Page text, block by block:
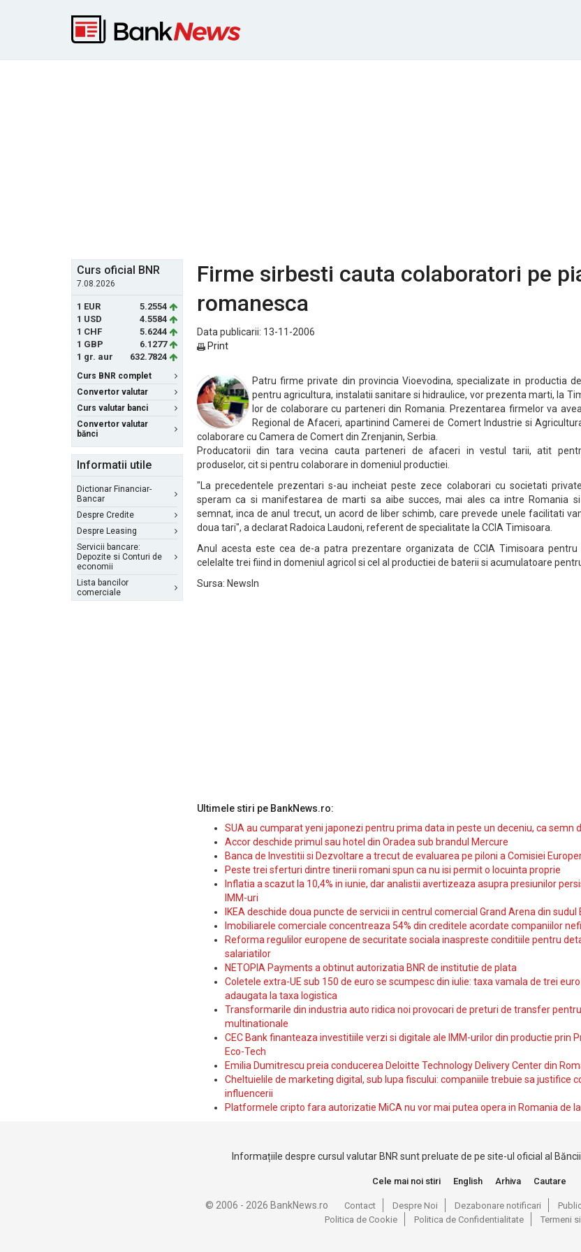
Curs oficial BNR
7.08.2026
1 EUR
5.2554
1 USD
4.5584
1 CHF
5.6244
1 GBP
6.1277
1 gr. aur
632.7824
Curs BNR complet
Convertor valutar
Curs valutar banci
Convertor valutar
bănci
Informatii utile
Dictionar Financiar-
Bancar
Despre Credite
Despre Leasing
Servicii bancare:
Depozite si Conturi de
economii
Lista bancilor
comerciale
Firme sirbesti cauta colaboratori pe
romanesca
Data publicarii: 13-11-2006
Print
Patru firme private din provincia Vioevodina, specializate in productia
pentru agricultura, instalatii sanitare si hidraulice, vor prezenta marti, la
lor de colaborare cu parteneri din Romania. Prezentarea firmelor va
Regional de Afaceri, apartinind Camerei de Comert Industrie si
colaborare cu Camera de Comert din Zrenjanin, Serbia.
Producatorii din tara vecina cauta parteneri de afaceri in vestul tarii, atit
produselor, cit si pentru colaborare in domeniul productiei.
"La precedentele prezentari s-au incheiat peste zece colaborari cu societati
speram ca si manifestarea de marti sa aibe succes, mai ales ca intre Romania
semnat, inca de anul trecut, un acord de liber schimb, care prevede unele facilitati
doua tari", a declarat Radoica Laudoni, referent de specialitate la CCIA Timisoara.
Anul acesta este cea de-a patra prezentare organizata de CCIA Timisoara pentru
celelalte trei fiind in domeniul agricol si cel al productiei de baterii si acumulatoare
Sursa: NewsIn
Ultimele stiri pe BankNews.ro:
SUA au cumparat yeni japonezi pentru prima data in peste un deceniu, ca semn
Accor deschide primul sau hotel din Oradea sub brandul Mercure
Banca de Investitii si Dezvoltare a trecut de evaluarea pe piloni a Comisiei
Peste trei sferturi dintre tinerii romani spun ca nu isi permit o locuinta proprie
Inflatia a scazut la 10,4% in iunie, dar analistii avertizeaza asupra presiunilor
IMM-uri
IKEA deschide doua puncte de servicii in centrul comercial Grand Arena din sudul
Imobiliarele comerciale concentreaza 54% din creditele acordate companiilor
Reforma regulilor europene de securitate sociala inaspreste conditiile pentru
salariatilor
NETOPIA Payments a obtinut autorizatia BNR de institutie de plata
Coletele extra-UE sub 150 de euro se scumpesc din iulie: taxa vamala de trei
adaugata la taxa logistica
Transformarile din industria auto ridica noi provocari de preturi de transfer
multinationale
CEC Bank finanteaza investitiile verzi si digitale ale IMM-urilor din productie prin
Eco-Tech
Emilia Dumitrescu preia conducerea Deloitte Technology Delivery Center din
Cheltuielile de marketing digital, sub lupa fiscului: companiile trebuie sa justifice
influencerii
Platformele cripto fara autorizatie MiCA nu vor mai putea opera in Romania de
Informațiile despre cursul valutar BNR sunt preluate de pe site-ul oficial al
Cele mai noi stiri English Arhiva Cautare
© 2006 - 2026 BankNews.ro Contact Despre Noi Dezabonare notificari
Politica de Cookie
Politica de Confidentialitate Termeni